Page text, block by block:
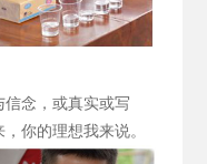
念，或真实或写
你的理想我来说。